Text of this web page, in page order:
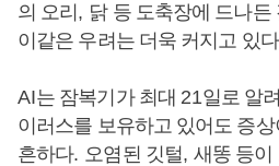
의 오리 , 닭 등 도축장에 드나
이같은 우려는 더욱 커지고 있다
AI는 잠복기가 최대 21일로 알
이러스를 보유하고 있어도 증상
흔하다. 오염된 깃털, 새똥 등이